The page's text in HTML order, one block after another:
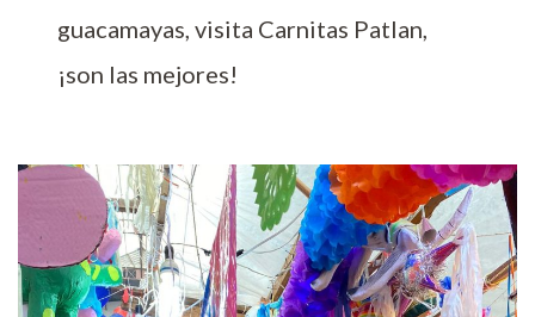
guacamayas, visita Carnitas Patlan,
¡son las mejores!